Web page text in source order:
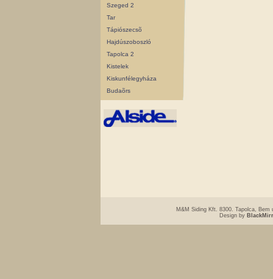
Szeged 2
Tar
Tápiószecsõ
Hajdúszoboszló
Tapolca 2
Kistelek
Kiskunfélegyháza
Budaõrs
M&M Siding Kft. 8300. Tapolca,
Design by